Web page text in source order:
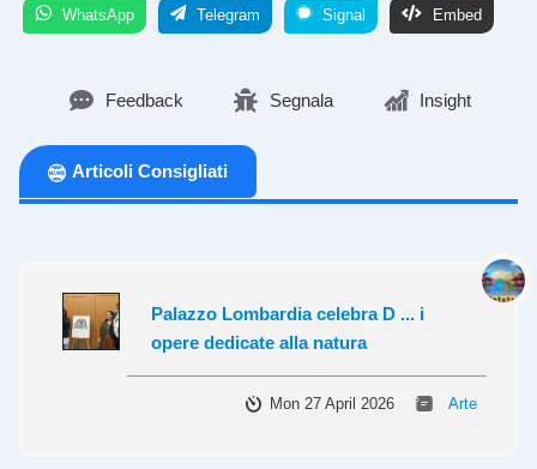
WhatsApp Telegram Signal Embed
Feedback Segnala Insight
Articoli Consigliati
Palazzo Lombardia celebra D ... i
opere dedicate alla natura
Mon 27 April 2026 Arte